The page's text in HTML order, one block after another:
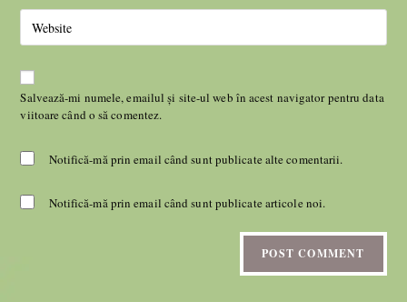
Salvează-mi numele, emailul și site-ul web în acest navigator pentru data
viitoare când o să comentez.
Notifică-mă prin email când sunt publicate alte comentarii.
Notifică-mă prin email când sunt publicate articole noi.